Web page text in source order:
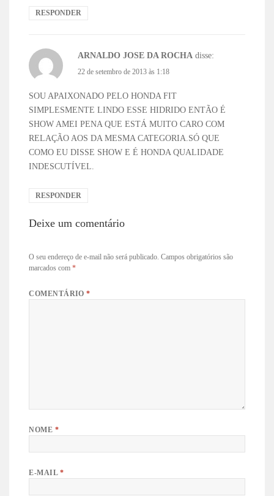
RESPONDER
ARNALDO JOSE DA ROCHA disse:
22 de setembro de 2013 às 1:18
SOU APAIXONADO PELO HONDA FIT
SIMPLESMENTE LINDO ESSE HIDRIDO ENTÃO É
SHOW AMEI PENA QUE ESTÁ MUITO CARO COM
RELAÇÃO AOS DA MESMA CATEGORIA.SÓ QUE
COMO EU DISSE SHOW E É HONDA QUALIDADE
INDESCUTÍVEL.
RESPONDER
Deixe um comentário
O seu endereço de e-mail não será publicado. Campos obrigatórios são
marcados com*
COMENTÁRIO*
NOME *
E-MAIL *